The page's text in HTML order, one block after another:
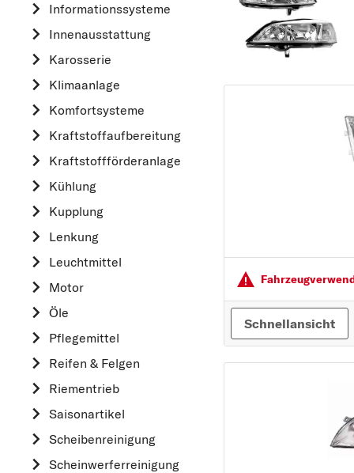
Informationssysteme
Innenausstattung
Karosserie
Klimaanlage
Komfortsysteme
Kraftstoff­aufbereitung
Kraftstoff­förderanlage
Kühlung
Kupplung
Lenkung
Leuchtmittel
Motor
Öle
Pflegemittel
Reifen & Felgen
Riementrieb
Saisonartikel
Scheibenreinigung
Scheinwerferreinigung
MERCEDES-BENZ
FORD
A
CITROËN
D
DACIA
DAIHATSU
Schnellansicht